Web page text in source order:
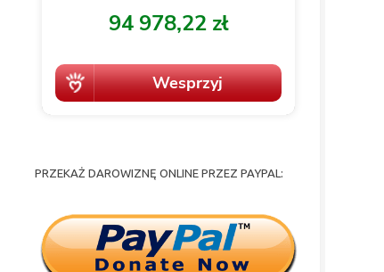
PRZEKAŻ DAROWIZNĘ ONLINE PRZEZ PAYPAL: